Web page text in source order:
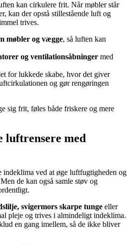
kan cirkulere frit. Når møbler står
kan der opstå stillestående luft og
trives.
møbler og vægge, så luften kan
og ventilationsåbninger med
for lukkede skabe, hvor det giver
og gør rengøringen
sig frit, føles både friskere og mere
luftrensere med
indeklima ved at øge luftfugtigheden og
de kan også samle støv og
svigermors skarpe tunge eller
pleje og trives i almindeligt indeklima.
en gang imellem, så de ikke bliver